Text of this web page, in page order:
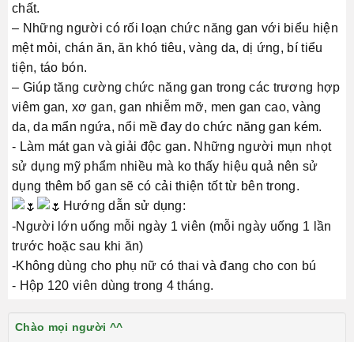
chất.
– Những người có rối loạn chức năng gan với biểu hiện
mệt mỏi, chán ăn, ăn khó tiêu, vàng da, dị ứng, bí tiểu
tiện, táo bón.
– Giúp tăng cường chức năng gan trong các trương hợp
viêm gan, xơ gan, gan nhiễm mỡ, men gan cao, vàng
da, da mẩn ngứa, nổi mề đay do chức năng gan kém.
- Làm mát gan và giải độc gan. Những người mụn nhọt
sử dụng mỹ phẩm nhiều mà ko thấy hiệu quả nên sử
dụng thêm bổ gan sẽ có cải thiện tốt từ bên trong.
Hướng dẫn sử dụng:
-Người lớn uống mỗi ngày 1 viên (mỗi ngày uống 1 lần
trước hoặc sau khi ăn)
-Không dùng cho phụ nữ có thai và đang cho con bú
- Hộp 120 viên dùng trong 4 tháng.
Chào mọi người ^^